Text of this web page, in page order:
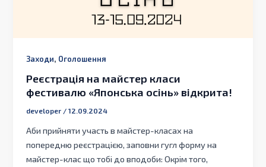
Заходи, Оголошення
Реєстрація на майстер класи
фестивалю «Японська осінь» відкрита!
developer /12.09.2024
Аби прийняти участь в майстер-класах на
попередню реєстрацією, заповни гугл форму на
майстер-клас що тобі до вподоби: Окрім того,